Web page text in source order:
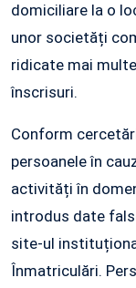
domiciliare la o
unor societăți
ridicate mai
înscrisuri.
Conform
persoanele în
activități în
introdus date
site-ul
Înmatriculări.